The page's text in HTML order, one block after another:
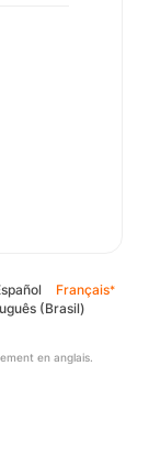
Français*
(Brasil)
en anglais.